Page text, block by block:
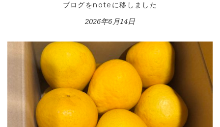
ブログをnoteに移しました
2026年6月14日